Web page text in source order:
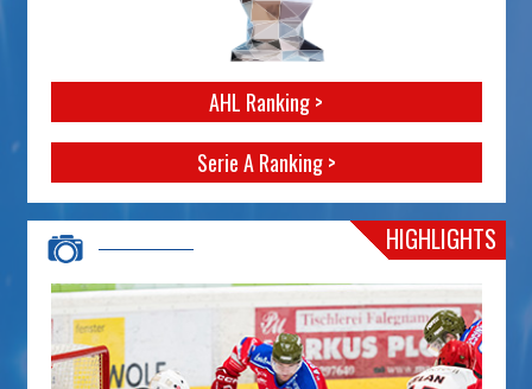
AHL Ranking >
Serie A Ranking >
HIGHLIGHTS